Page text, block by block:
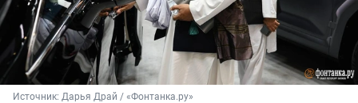
Источник: Дарья Драй / «Фонтанка.ру»